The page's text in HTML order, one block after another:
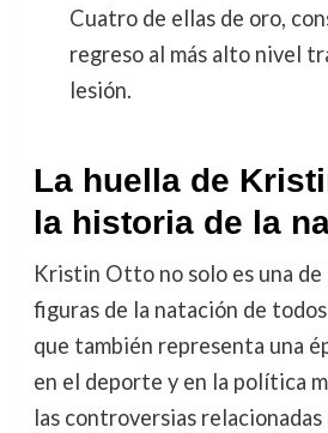
Cuatro de ellas de oro,
regreso al más alto nivel
lesión.
La huella de
la historia de la
Kristin Otto no solo es una de
figuras de la natación de
que también representa una
en el deporte y en la política
las controversias